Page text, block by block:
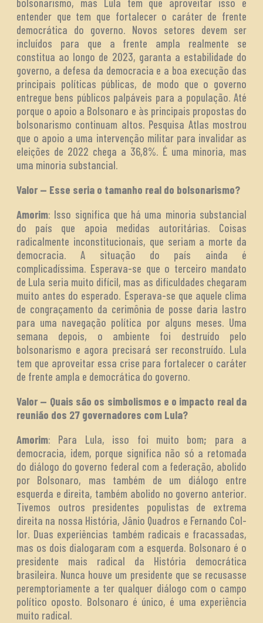
bolsonarismo, mas Lula tem que aproveitar isso e
entender que tem que fortalecer o caráter de frente
democrática do governo. Novos setores devem ser
incluídos para que a frente ampla realmente se
constitua ao longo de 2023, garanta a estabilidade do
governo, a defesa da democracia e a boa execução das
principais políticas públicas, de modo que o governo
entregue bens públicos palpáveis para a população. Até
porque o apoio a Bolsonaro e às principais propostas do
bolsonarismo continuam altos. Pesquisa Atlas mostrou
que o apoio a uma intervenção militar para invalidar as
eleições de 2022 chega a 36,8%. É uma minoria, mas
uma minoria substancial.
Valor — Esse seria o tamanho real do bolsonarismo?
Amorim: Isso significa que há uma minoria substancial
do país que apoia medidas autoritárias. Coisas
radicalmente inconstitucionais, que seriam a morte da
democracia. A situação do país ainda é
complicadíssima. Esperava-se que o terceiro mandato
de Lula seria muito difícil, mas as dificuldades chegaram
muito antes do esperado. Esperava-se que aquele clima
de congraçamento da cerimônia de posse daria lastro
para uma navegação política por alguns meses. Uma
semana depois, o ambiente foi destruído pelo
bolsonarismo e agora precisará ser reconstruído. Lula
tem que aproveitar essa crise para fortalecer o caráter
de frente ampla e democrática do governo.
Valor — Quais são os simbolismos e o impacto real da
reunião dos 27 governadores com Lula?
Amorim: Para Lula, isso foi muito bom; para a
democracia, idem, porque significa não só a retomada
do diálogo do governo federal com a federação, abolido
por Bolsonaro, mas também de um diálogo entre
esquerda e direita, também abolido no governo anterior.
Tivemos outros presidentes populistas de extrema
direita na nossa História, Jânio Quadros e Fernando Col-
lor. Duas experiências também radicais e fracassadas,
mas os dois dialogaram com a esquerda. Bolsonaro é o
presidente mais radical da História democrática
brasileira. Nunca houve um presidente que se recusasse
peremptoriamente a ter qualquer diálogo com o campo
político oposto. Bolsonaro é único, é uma experiência
muito radical.